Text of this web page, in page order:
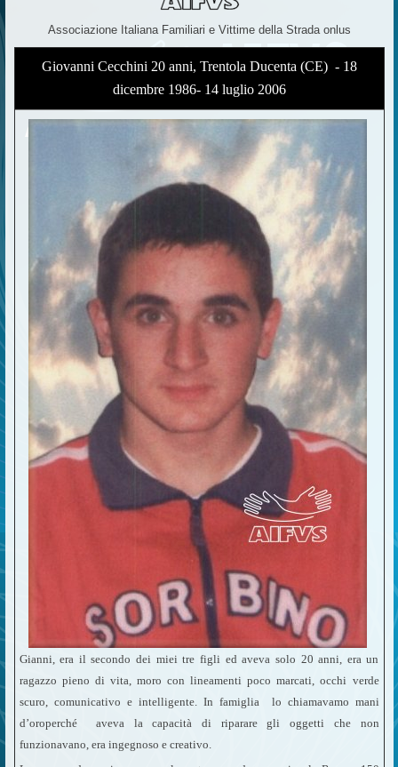
Associazione Italiana Familiari e Vittime della Strada onlus
Giovanni Cecchini 20 anni, Trentola Ducenta (CE) - 18
dicembre 1986- 14 luglio 2006
Gianni, era il secondo dei miei tre figli ed aveva solo 20 anni, era un
ragazzo pieno di vita, moro con lineamenti poco marcati, occhi verde
scuro, comunicativo e intelligente. In famiglia lo chiamavamo mani
d’oroperché aveva la capacità di riparare gli oggetti che non
funzionavano, era ingegnoso e creativo.